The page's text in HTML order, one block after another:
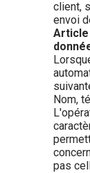
client,
envoi
Article
Nom,
pas